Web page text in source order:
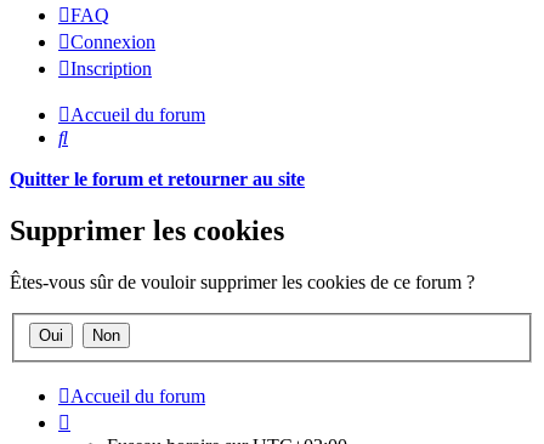
FAQ
Connexion
Inscription
Accueil du forum
Rechercher
Quitter le forum et retourner au site
Supprimer les cookies
Êtes-vous sûr de vouloir supprimer les cookies de ce forum ?
Accueil du forum